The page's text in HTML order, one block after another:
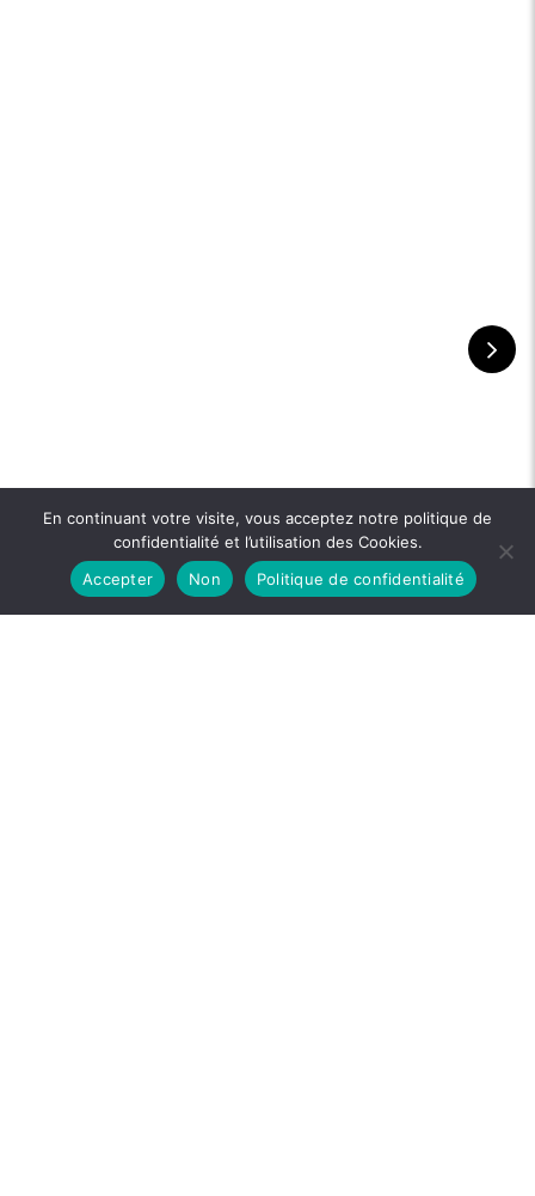
En continuant votre visite, vous acceptez notre politique de
confidentialité et l’utilisation des Cookies.
Accepter
Non Politique de confidentialité